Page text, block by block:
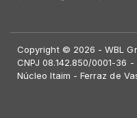
Copyright © 2026 - WBL
CNPJ 08.142.850/0001-36
Núcleo Itaim - Ferraz de